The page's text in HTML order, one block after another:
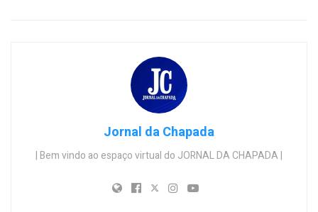
Jornal da Chapada
| Bem vindo ao espaço virtual do JORNAL DA CHAPADA |